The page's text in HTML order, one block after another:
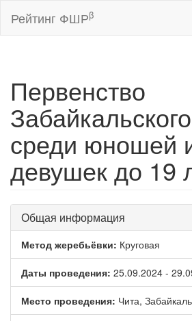
Рейтинг ФШРβ
Первенство
среди юношей
девушек до 19
Общая информация
Метод жеребьёвки: Круговая
Даты проведения: 25.09.2024 -
Место проведения: Чита,